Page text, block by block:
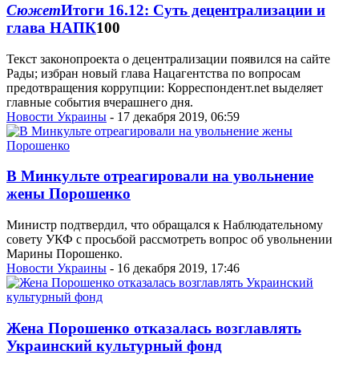
СюжетИтоги 16.12: Суть децентрализации и
глава НАПК100
Текст законопроекта о децентрализации появился на сайте
Рады; избран новый глава Нацагентства по вопросам
предотвращения коррупции: Корреспондент.net выделяет
главные события вчерашнего дня.
Новости Украины - 17 декабря 2019, 06:59
В Минкульте отреагировали на увольнение
жены Порошенко
Министр подтвердил, что обращался к Наблюдательному
совету УКФ с просьбой рассмотреть вопрос об увольнении
Марины Порошенко.
Новости Украины - 16 декабря 2019, 17:46
Жена Порошенко отказалась возглавлять
Украинский культурный фонд